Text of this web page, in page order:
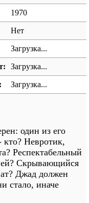
1970
Нет
Загрузка...
Загрузка...
Загрузка...
один из его
Невротик,
Респектабельный
Скрывающийся
Джад должен
стало, иначе